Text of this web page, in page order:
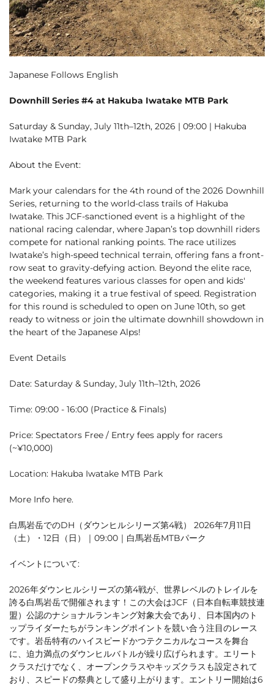
5 Luxury Dining
Experiences
5 Days for Non-Skiers
Onsen
See More
Green Season
Green Season
Events
Snow Season
Events
Careers
News
English
BOOK NOW
Japanese Follows English
Downhill Series #4 at Hakuba Iwatake MTB Park
Saturday & Sunday, July 11th–12th, 2026 | 09:00 | Hakuba
Iwatake MTB Park
About the Event:
Mark your calendars for the 4th round of the 2026 Downhill
Series, returning to the world-class trails of Hakuba
Iwatake. This JCF-sanctioned event is a highlight of the
national racing calendar, where Japan’s top downhill riders
compete for national ranking points. The race utilizes
Iwatake’s high-speed technical terrain, offering fans a front-
row seat to gravity-defying action. Beyond the elite race,
the weekend features various classes for open and kids'
categories, making it a true festival of speed. Registration
for this round is scheduled to open on June 10th, so get
ready to witness or join the ultimate downhill showdown in
the heart of the Japanese Alps!
Event Details
Date: Saturday & Sunday, July 11th–12th, 2026
Time: 09:00 - 16:00 (Practice & Finals)
Price: Spectators Free / Entry fees apply for racers
(~¥10,000)
Location: Hakuba Iwatake MTB Park
More Info here.
白馬岩岳でのDH（ダウンヒルシリーズ第4戦） 2026年7月11日
（土）・12日（日）｜09:00｜白馬岩岳MTBパーク
イベントについて:
2026年ダウンヒルシリーズの第4戦が、世界レベルのトレイルを
誇る白馬岩岳で開催されます！この大会はJCF（日本自転車競技連
盟）公認のナショナルランキング対象大会であり、日本国内のト
ップライダーたちがランキングポイントを競い合う注目のレース
です。岩岳特有のハイスピードかつテクニカルなコースを舞台
に、迫力満点のダウンヒルバトルが繰り広げられます。エリート
クラスだけでなく、オープンクラスやキッズクラスも設定されて
おり、スピードの祭典として盛り上がります。エントリー開始は6